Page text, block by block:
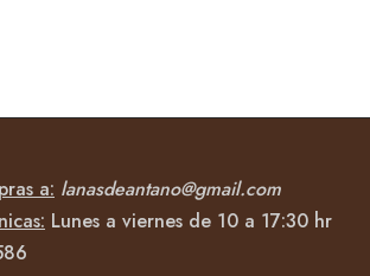
a: lanasdeantano@gmail.com
Lunes a viernes de 10 a 17:30 hr